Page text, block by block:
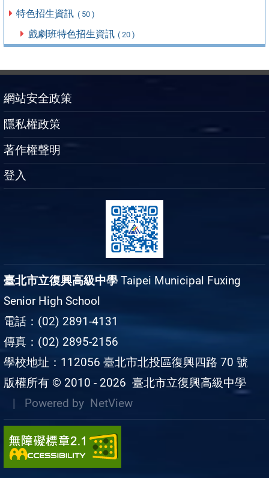
特色招生資訊 ( 50 )
戲劇班特色招生資訊 ( 20 )
網站安全政策
隱私權政策
著作權聲明
登入
臺北市立復興高級中學 Taipei Municipal Fuxing
Senior High School
電話：(02) 2891-4131
傳真：(02) 2895-2156
學校地址：112056 臺北市北投區復興四路 70 號
版權所有 © 2010 - 2026 臺北市立復興高級中學
| Powered by NetView